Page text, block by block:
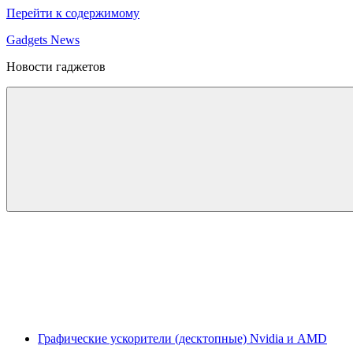
Перейти к содержимому
Gadgets News
Новости гаджетов
Графические ускорители (десктопные) Nvidia и AMD